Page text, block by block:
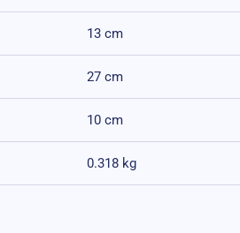
13 cm
27 cm
10 cm
0.318 kg